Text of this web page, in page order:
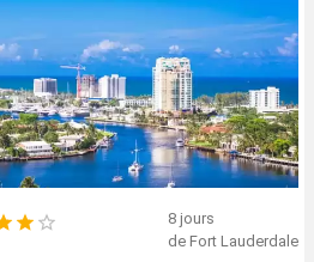
8 jours
de Fort Lauderdale